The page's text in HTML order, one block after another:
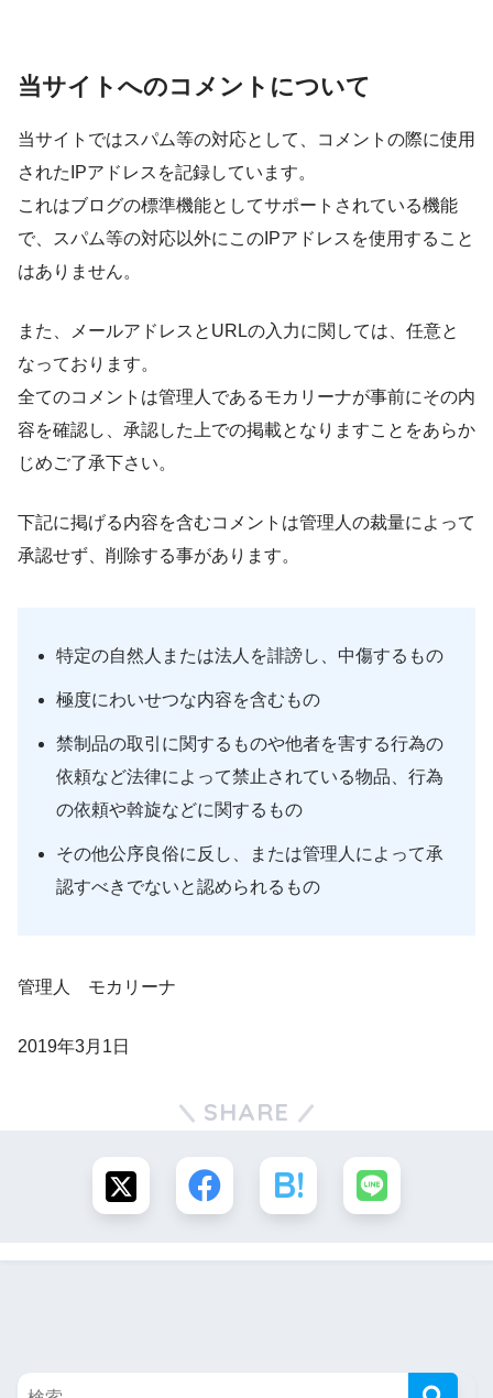
当サイトへのコメントについて
当サイトではスパム等の対応として、コメントの際に使用
されたIPアドレスを記録しています。
これはブログの標準機能としてサポートされている機能
で、スパム等の対応以外にこのIPアドレスを使用すること
はありません。
また、メールアドレスとURLの入力に関しては、任意と
なっております。
全てのコメントは管理人であるモカリーナが事前にその内
容を確認し、承認した上での掲載となりますことをあらか
じめご了承下さい。
下記に掲げる内容を含むコメントは管理人の裁量によって
承認せず、削除する事があります。
特定の自然人または法人を誹謗し、中傷するもの
極度にわいせつな内容を含むもの
禁制品の取引に関するものや他者を害する行為の
依頼など法律によって禁止されている物品、行為
の依頼や斡旋などに関するもの
その他公序良俗に反し、または管理人によって承
認すべきでないと認められるもの
管理人 モカリーナ
2019年3月1日
SHARE